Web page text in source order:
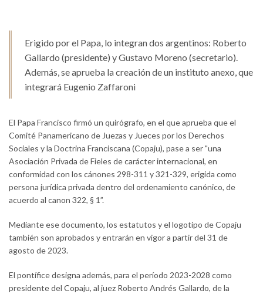
Erigido por el Papa, lo integran dos argentinos: Roberto
Gallardo (presidente) y Gustavo Moreno (secretario).
Además, se aprueba la creación de un instituto anexo, que
integrará Eugenio Zaffaroni
El Papa Francisco firmó un quirógrafo, en el que aprueba que el
Comité Panamericano de Juezas y Jueces por los Derechos
Sociales y la Doctrina Franciscana (Copaju), pase a ser "una
Asociación Privada de Fieles de carácter internacional, en
conformidad con los cánones 298-311 y 321-329, erigida como
persona jurídica privada dentro del ordenamiento canónico, de
acuerdo al canon 322, § 1”.
Mediante ese documento, los estatutos y el logotipo de Copaju
también son aprobados y entrarán en vigor a partir del 31 de
agosto de 2023.
El pontífice designa además, para el período 2023-2028 como
presidente del Copaju, al juez Roberto Andrés Gallardo, de la